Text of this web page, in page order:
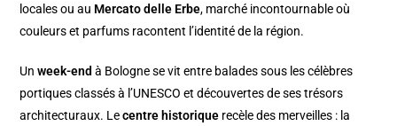
locales ou au Mercato delle Erbe, marché incontournable où
couleurs et parfums racontent l’identité de la région.
Unweek-end à Bologne se vit entre balades sous les célèbres
portiques classés à l’UNESCO et découvertes de ses trésors
architecturaux. Lecentre historique recèle des merveilles : la